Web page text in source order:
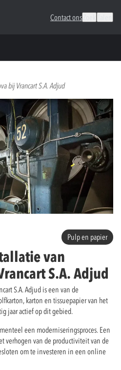
Contact ons
bij Vrancart S.A. Adjud
Pulp en papier
van
S.A. Adjud
S.A. Adjud is een van de
karton en tissuepapier van het
jaar actief op dit gebied.
een moderniseringsproces. Een
verhogen van de productiviteit van de
om te investeren in een online